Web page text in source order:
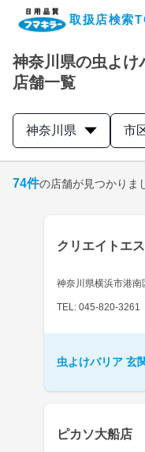
取扱店検索
企業・IR情報
製品情報サイト
取扱店検索はこ
神奈川県の虫よけ
店舗一覧
神奈川県 市
74件の店舗が見つかりま
クリエイトエ
神奈川県横浜市港南
TEL: 045-820-3261
虫よけバリア 玄
ピカソ大船店